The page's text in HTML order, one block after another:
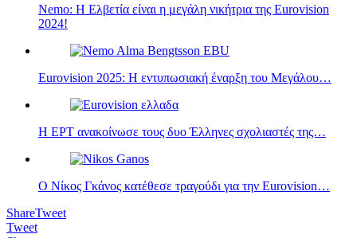
Nemo: Η Ελβετία είναι η μεγάλη νικήτρια της Eurovision
2024!
Eurovision 2025: Η εντυπωσιακή έναρξη του Μεγάλου…
Η ΕΡΤ ανακοίνωσε τους δυο Έλληνες σχολιαστές της…
Ο Νίκος Γκάνος κατέθεσε τραγούδι για την Eurovision…
ShareTweet
Tweet